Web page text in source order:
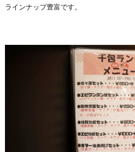
ラインナップ豊富です。